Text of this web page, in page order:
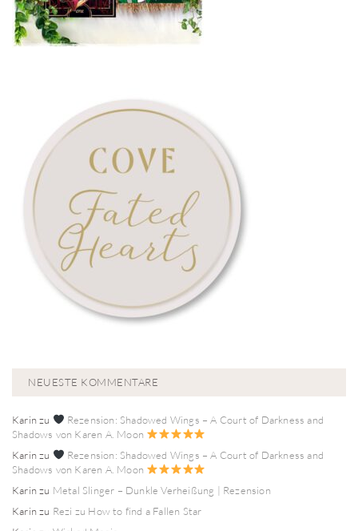
NEUESTE KOMMENTARE
Karinzu
Rezension: Shadowed Wings – A Court of Darkness and
Shadows von Karen A. Moon
Karinzu
Rezension: Shadowed Wings – A Court of Darkness and
Shadows von Karen A. Moon
Karinzu Metal Slinger – Dunkle Verheißung | Rezension
Karinzu Rezi zu How to find a Fallen Star